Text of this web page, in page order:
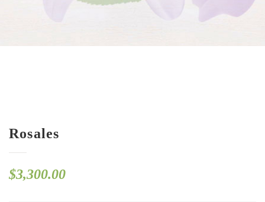
Rosales
$3,300.00